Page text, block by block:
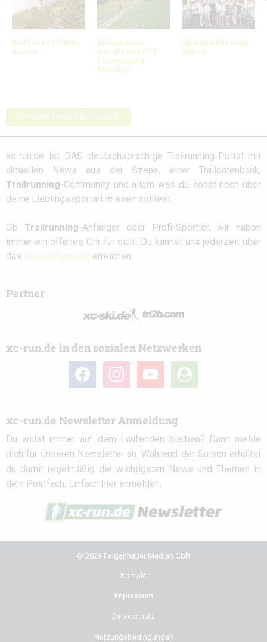
KAT100 by UTMB:
Galerie
Bildergalerie
Dynafit und OTF
Trailrunning
Strecken
3Kings3Hills 2026:
Galerie
Schreibe einen Kommentar
xc-run.de ist DAS deutschsprachige Trailrunning-Portal mit
aktuellen News aus der Szene, einer Traildatenbank,
Trailrunning-Community und allem was du sonst noch über
deine Lieblingssportart wissen solltest.
Ob Trailrunning-Anfänger oder Profi-Sportler, wir haben
immer ein offenes Ohr für dich! Du kannst uns jederzeit über
das Kontaktformular erreichen.
Partner
xc-run.de in den sozialen Netzwerken
facebook instagramyoutube
user-
circle
xc-run.de Newsletter Anmeldung
Du willst immer auf dem Laufenden bleiben? Dann melde
dich für unseren Newsletter an. Während der Saison erhältst
du damit regelmäßig die wichtigsten News und Themen in
dein Postfach. Einfach hier anmelden:
© 2026 Felgenhauer Medien GbR
Kontakt
Impressum
Datenschutz
Nutzungsbedingungen